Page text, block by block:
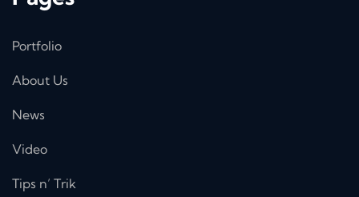
Portfolio
About Us
News
Video
Tips n’ Trik